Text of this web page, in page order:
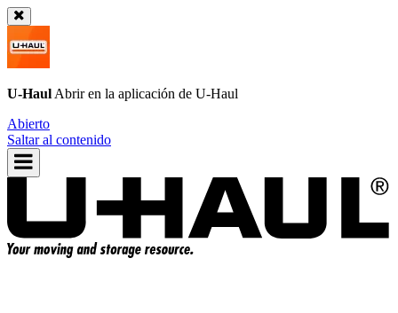
U-Haul Abrir en la aplicación de U-Haul
Abierto
Saltar al contenido